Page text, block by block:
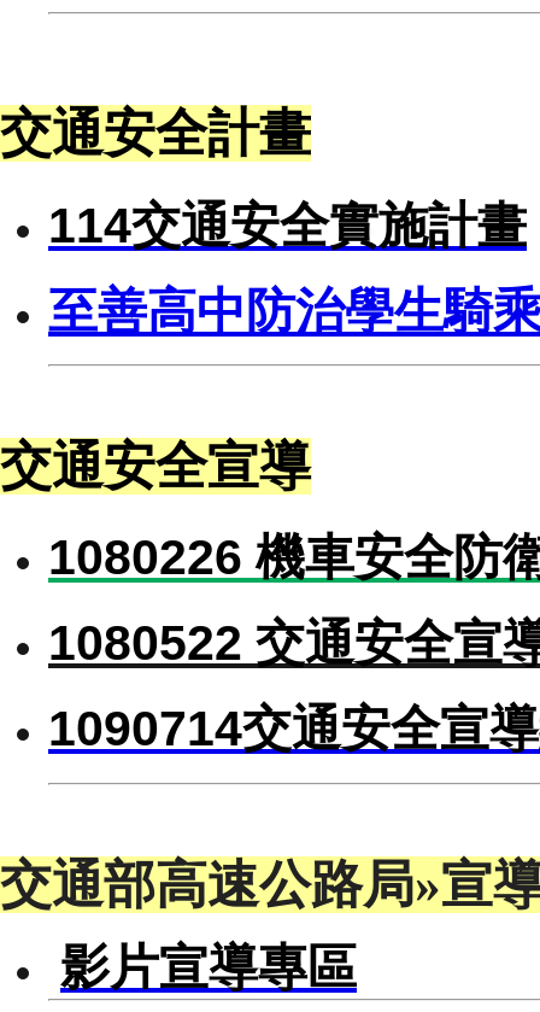
交通安全計畫
114交通安全實施計畫
至善高中防治學生騎
交通安全宣導
1080226 機車安全防
1080522 交通安全宣
1090714交通安全宣
交通部高速公路局»宣
影片宣導專區